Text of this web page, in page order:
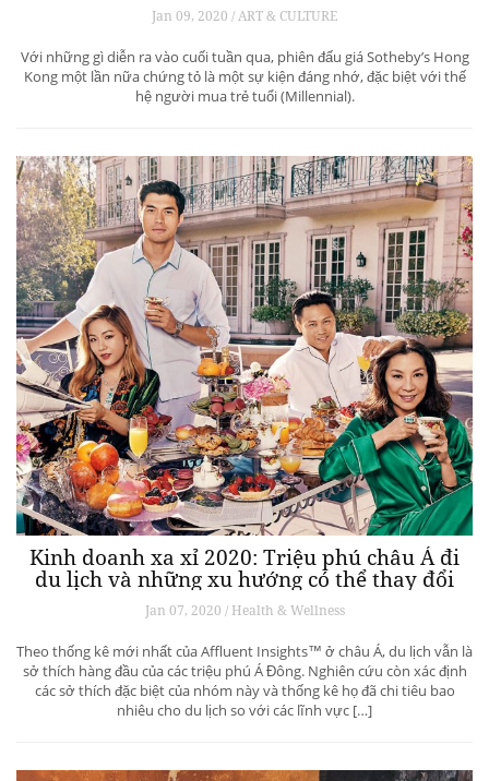
Jan 09, 2020 / ART & CULTURE
Với những gì diễn ra vào cuối tuần qua, phiên đấu giá Sotheby’s Hong
Kong một lần nữa chứng tỏ là một sự kiện đáng nhớ, đặc biệt với thế
hệ người mua trẻ tuổi (Millennial).
Kinh doanh xa xỉ 2020: Triệu phú châu Á đi
du lịch và những xu hướng có thể thay đổi
ngành du lịch thượng lưu
Jan 07, 2020 / Health & Wellness
Theo thống kê mới nhất của Affluent Insights™ ở châu Á, du lịch vẫn là
sở thích hàng đầu của các triệu phú Á Đông. Nghiên cứu còn xác định
các sở thích đặc biệt của nhóm này và thống kê họ đã chi tiêu bao
nhiêu cho du lịch so với các lĩnh vực […]